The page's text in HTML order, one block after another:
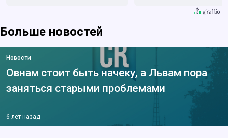
Больше новостей
Новости
Овнам стоит быть начеку, а Львам пора
заняться старыми проблемами
6 лет назад